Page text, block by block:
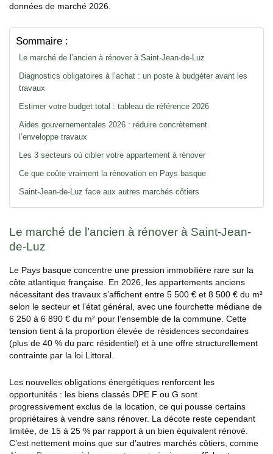
données de marché 2026.
Sommaire :
Le marché de l’ancien à rénover à Saint-Jean-de-Luz
Diagnostics obligatoires à l’achat : un poste à budgéter avant les
travaux
Estimer votre budget total : tableau de référence 2026
Aides gouvernementales 2026 : réduire concrètement
l’enveloppe travaux
Les 3 secteurs où cibler votre appartement à rénover
Ce que coûte vraiment la rénovation en Pays basque
Saint-Jean-de-Luz face aux autres marchés côtiers
Le marché de l’ancien à rénover à Saint-Jean-
de-Luz
Le Pays basque concentre une pression immobilière rare sur la
côte atlantique française. En 2026, les appartements anciens
nécessitant des travaux s’affichent entre 5 500 € et 8 500 € du m²
selon le secteur et l’état général, avec une fourchette médiane de
6 250 à 6 890 € du m² pour l’ensemble de la commune. Cette
tension tient à la proportion élevée de résidences secondaires
(plus de 40 % du parc résidentiel) et à une offre structurellement
contrainte par la loi Littoral.
Les nouvelles obligations énergétiques renforcent les
opportunités : les biens classés DPE F ou G sont
progressivement exclus de la location, ce qui pousse certains
propriétaires à vendre sans rénover. La décote reste cependant
limitée, de 15 à 25 % par rapport à un bien équivalent rénové.
C’est nettement moins que sur d’autres marchés côtiers, comme